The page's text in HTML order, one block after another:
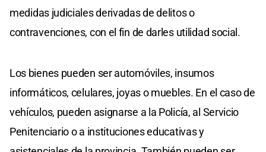
medidas judiciales derivadas de delitos o
contravenciones, con el fin de darles utilidad social.
Los bienes pueden ser automóviles, insumos
informáticos, celulares, joyas o muebles. En el caso de
vehículos, pueden asignarse a la Policía, al Servicio
Penitenciario o a instituciones educativas y